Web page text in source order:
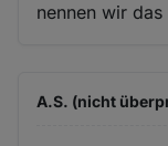
nennen wir
A.S. (nicht